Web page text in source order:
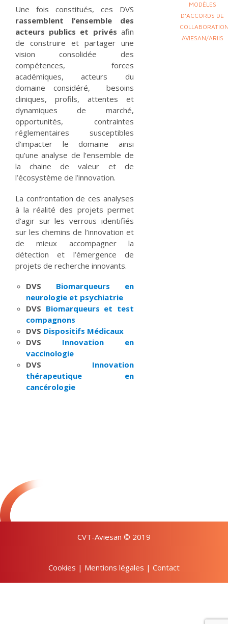
Une fois constitués, ces DVS
rassemblent l’ensemble des
acteurs publics et privés afin
de construire et partager une
vision consolidée des
compétences, forces
académiques, acteurs du
domaine considéré, besoins
cliniques, profils, attentes et
dynamiques de marché,
opportunités, contraintes
réglementaires susceptibles
d’impacter le domaine ainsi
qu’une analyse de l’ensemble de
la chaine de valeur et de
l’écosystème de l’innovation.
La confrontation de ces analyses
à la réalité des projets permet
d’agir sur les verrous identifiés
sur les chemins de l’innovation et
de mieux accompagner la
détection et l’émergence de
projets de recherche innovants.
DVS Biomarqueurs en
neurologie et psychiatrie
DVS Biomarqueurs et test
compagnons
DVS Dispositifs Médicaux
DVS Innovation en
vaccinologie
DVS Innovation
thérapeutique en
cancérologie
MODÈLES
D’ACCORDS DE
AVIESAN/ARIIS
CVT-Aviesan © 2019
Cookies | Mentions légales | Contact